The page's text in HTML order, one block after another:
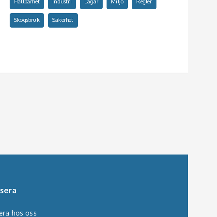
Hållbarhet Industri Lagar Miljö Regler
Skogsbruk Säkerhet
hos oss